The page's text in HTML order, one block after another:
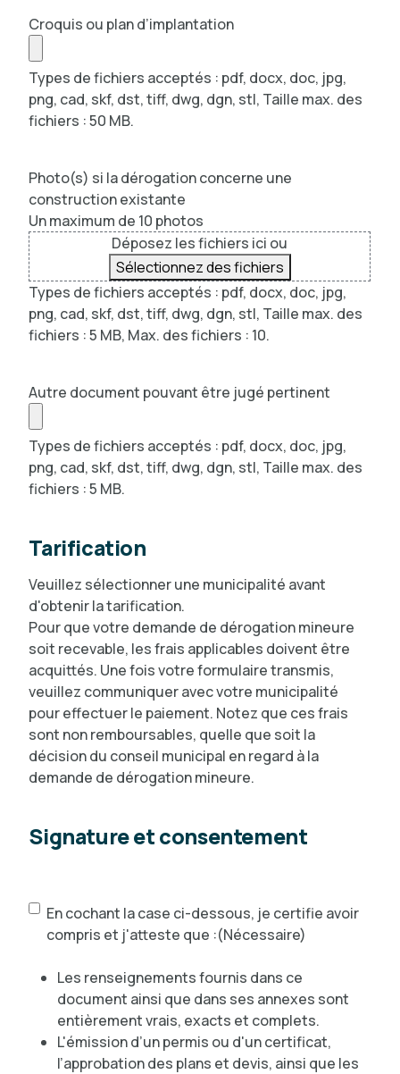
Croquis ou plan d’implantation
Types de fichiers acceptés : pdf, docx, doc, jpg,
png, cad, skf, dst, tiff, dwg, dgn, stl, Taille max. des
fichiers : 50 MB.
Photo(s) si la dérogation concerne une
construction existante
Un maximum de 10 photos
Déposez les fichiers ici ou
Sélectionnez des fichiers
Types de fichiers acceptés : pdf, docx, doc, jpg,
png, cad, skf, dst, tiff, dwg, dgn, stl, Taille max. des
fichiers : 5 MB, Max. des fichiers : 10.
Autre document pouvant être jugé pertinent
Types de fichiers acceptés : pdf, docx, doc, jpg,
png, cad, skf, dst, tiff, dwg, dgn, stl, Taille max. des
fichiers : 5 MB.
Tarification
Veuillez sélectionner une municipalité avant
d'obtenir la tarification.
Pour que votre demande de dérogation mineure
soit recevable, les frais applicables doivent être
acquittés. Une fois votre formulaire transmis,
veuillez communiquer avec votre municipalité
pour effectuer le paiement. Notez que ces frais
sont non remboursables, quelle que soit la
décision du conseil municipal en regard à la
demande de dérogation mineure.
Signature et consentement
Attestation(Nécessaire)
En cochant la case ci-dessous, je certifie avoir
compris et j'atteste que :(Nécessaire)
Les renseignements fournis dans ce
document ainsi que dans ses annexes sont
entièrement vrais, exacts et complets.
L'émission d’un permis ou d'un certificat,
l’approbation des plans et devis, ainsi que les